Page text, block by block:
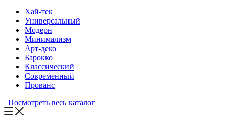
Хай-тек
Универсальный
Модерн
Минимализм
Арт-деко
Барокко
Классический
Современный
Прованс
Посмотреть весь каталог